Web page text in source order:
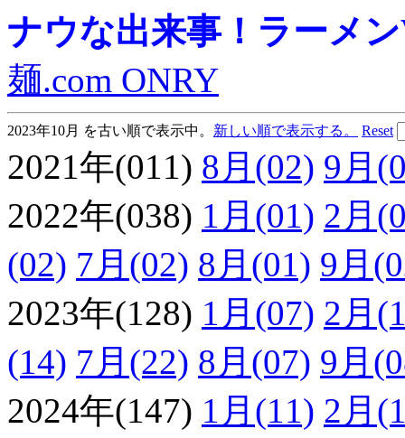
ナウな出来事！ラーメ
麺.com ONRY
2023年10月 を古い順で表示中。 新しい順で表示する。 Reset
2021年(011) 8月(02) 9月
2022年(038) 1月(01) 2月
(02) 7月(02) 8月(01) 9月
2023年(128) 1月(07) 2月
(14) 7月(22) 8月(07) 9月
2024年(147) 1月(11) 2月